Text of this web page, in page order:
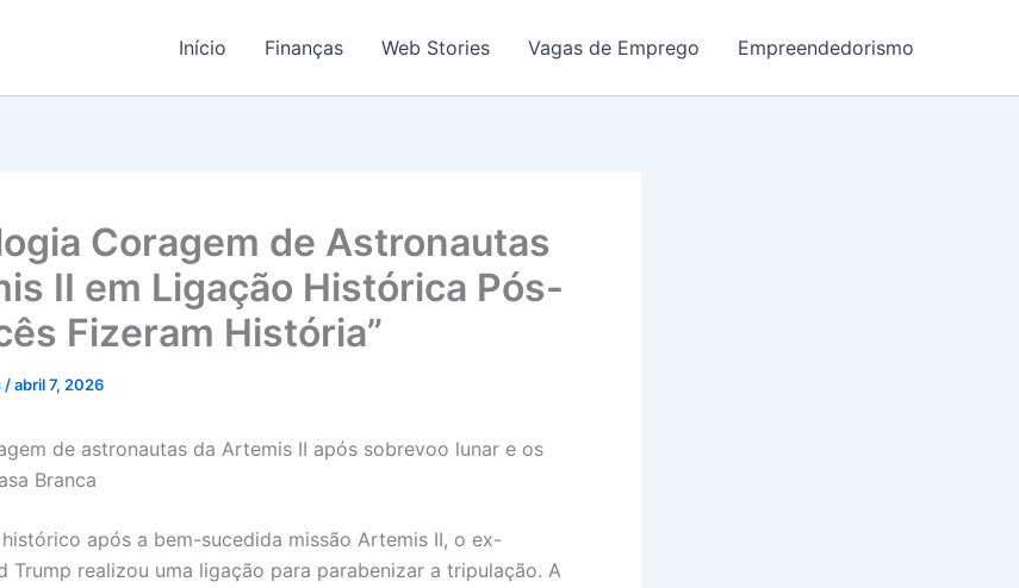
Início Finanças Web Stories Vagas de Emprego Empreendedorismo
Coragem de Astronautas
II em Ligação Histórica Pós-
Fizeram História”
/abril 7, 2026
de astronautas da Artemis II após sobrevoo lunar e os
Branca
após a bem-sucedida missão Artemis II, o ex-
Trump realizou uma ligação para parabenizar a tripulação. A